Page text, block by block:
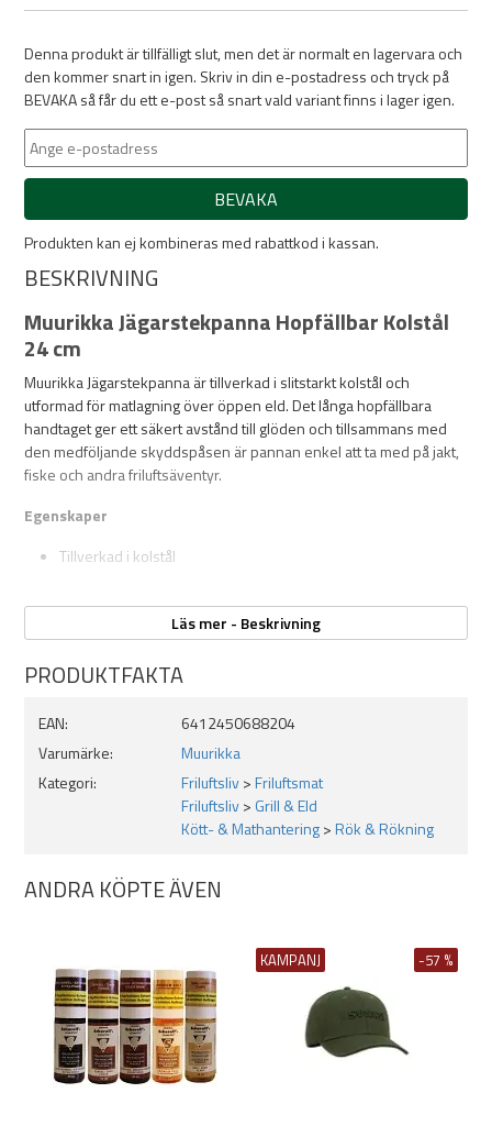
Denna produkt är tillfälligt slut, men det är normalt en lagervara och
den kommer snart in igen. Skriv in din e-postadress och tryck på
BEVAKA så får du ett e-post så snart vald variant finns i lager igen.
BEVAKA
Produkten kan ej kombineras med rabattkod i kassan.
BESKRIVNING
Muurikka Jägarstekpanna Hopfällbar Kolstål
24 cm
Muurikka Jägarstekpanna är tillverkad i slitstarkt kolstål och
utformad för matlagning över öppen eld. Det långa hopfällbara
handtaget ger ett säkert avstånd till glöden och tillsammans med
den medföljande skyddspåsen är pannan enkel att ta med på jakt,
fiske och andra friluftsäventyr.
Egenskaper
Tillverkad i kolstål
Avsedd för matlagning över öppen eld
Kan användas med metallredskap
Skyddspåse ingår
Specifikationer
Handtagslängd: 42 cm
Läs mer - Beskrivning
PRODUKTFAKTA
EAN:
6412450688204
Varumärke:
Muurikka
Kategori:
Friluftsliv>Friluftsmat
Friluftsliv> Grill & Eld
Kött- & Mathantering>Rök & Rökning
ANDRA KÖPTE ÄVEN
KAMPANJ -57 %